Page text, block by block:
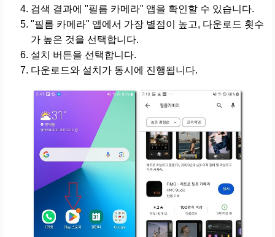
검색 결과에 "필름 카메라" 앱을 확인할 수 있습니다.
"필름 카메라" 앱에서 가장 별점이 높고, 다운로드 횟수
가 높은 것을 선택합니다.
설치 버튼을 선택합니다.
다운로드와 설치가 동시에 진행됩니다.